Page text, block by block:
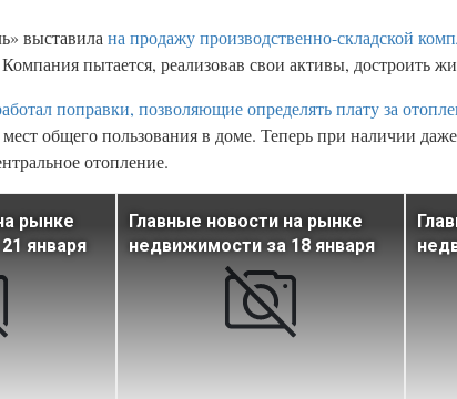
выставила на продажу производственно-складской
пытается, реализовав свои активы, достроить
поправки, позволяющие определять плату за
общего пользования в доме. Теперь при наличии
отопление.
рынке
января
Главные новости на рынке
недвижимости за 18 января